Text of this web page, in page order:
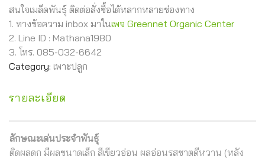
สนใจเมล็ดพันธุ์ ติดต่อสั่งซื้อได้หลากหลายช่องทาง
1. ทางข้อความ inbox มาในเพจ Greennet Organic Center
2. Line ID : Mathana1980
3. โทร. 085-032-6642
Category: เพาะปลูก
รายละเอียด
ลักษณะเด่นประจำพันธุ์
ติดผลดก มีผลขนาดเล็ก สีเขียวอ่อน ผลอ่อนรสชาตดีหวาน (หลัง